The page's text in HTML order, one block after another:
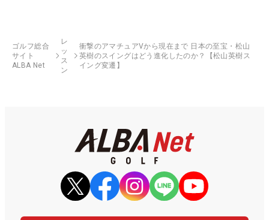
ゴルフ総合
サイト
ALBA Net
レ
ッ
ス
ン
衝撃のアマチュアVから現在まで 日本の至宝・松山
英樹のスイングはどう進化したのか？【松山英樹ス
イング変遷】